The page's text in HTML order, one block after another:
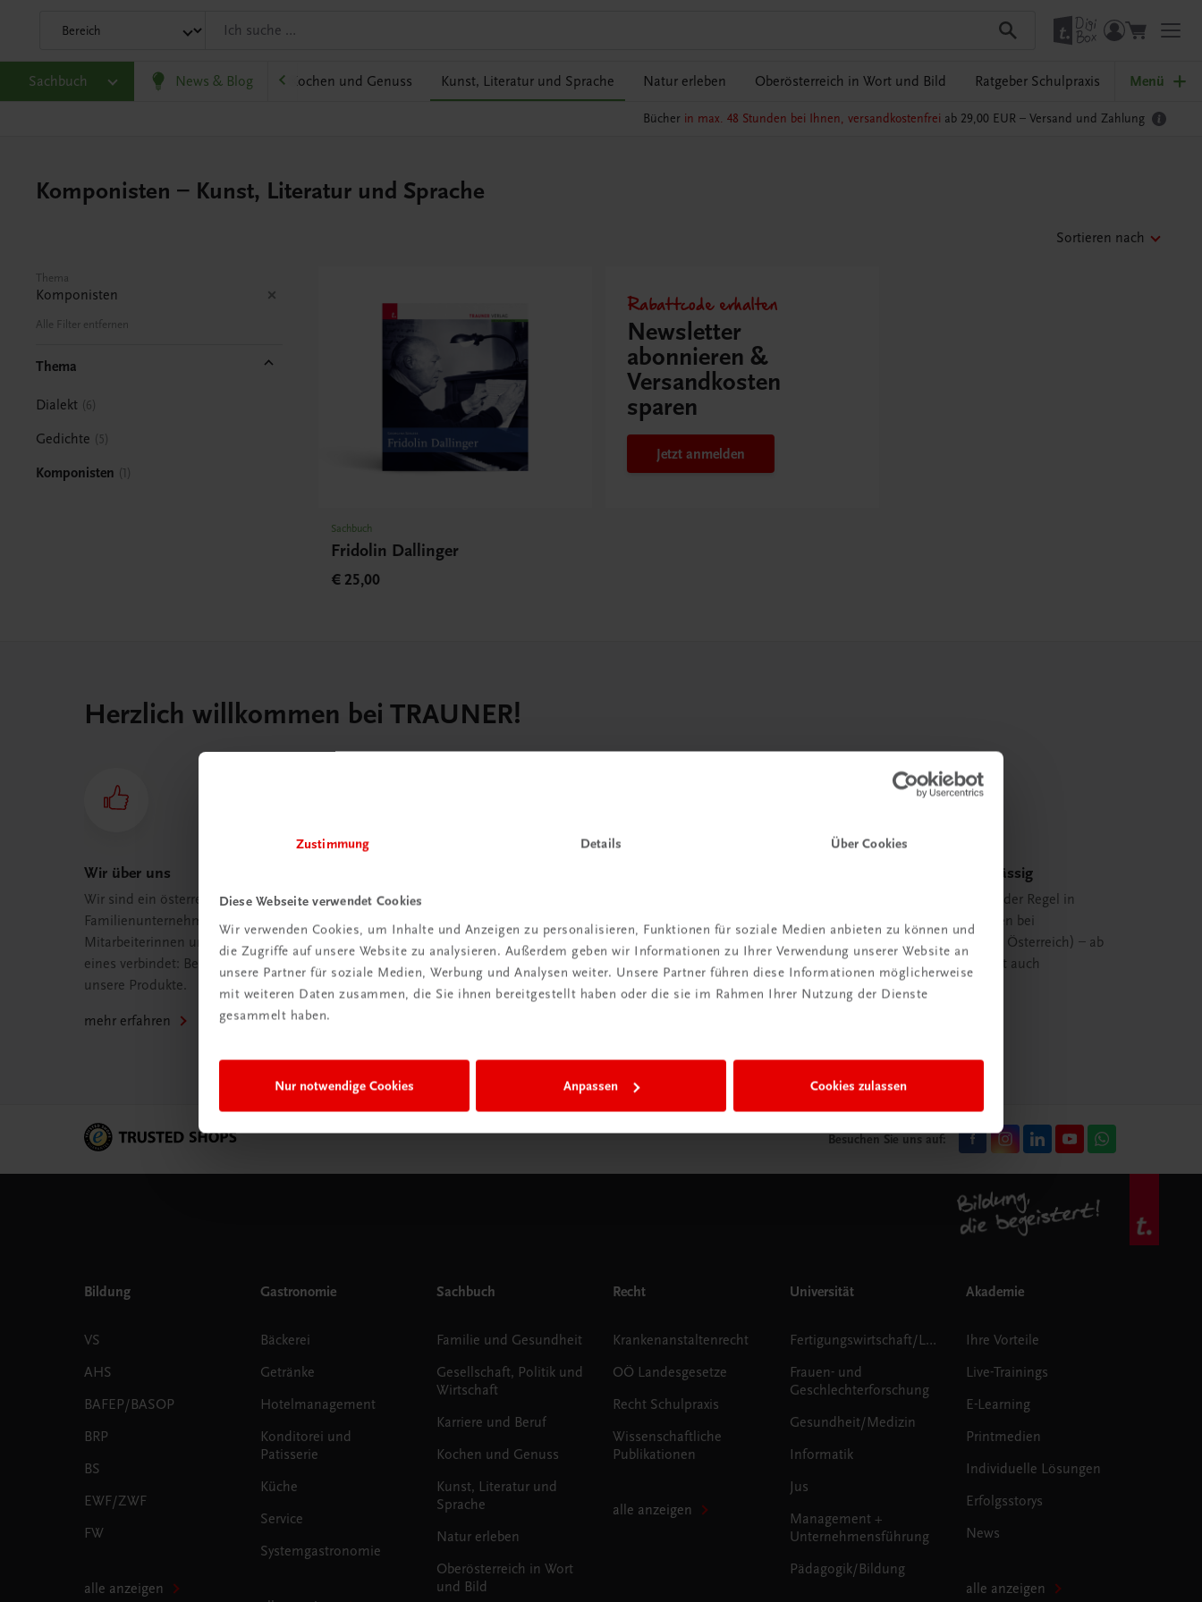
Zustimmung Details Über Cookies
Diese Webseite verwendet Cookies
Wir verwenden Cookies, um Inhalte und Anzeigen zu personalisieren, Funktionen für soziale Medien anbieten zu können und
die Zugriffe auf unsere Website zu analysieren. Außerdem geben wir Informationen zu Ihrer Verwendung unserer Website an
unsere Partner für soziale Medien, Werbung und Analysen weiter. Unsere Partner führen diese Informationen möglicherweise
mit weiteren Daten zusammen, die Sie ihnen bereitgestellt haben oder die sie im Rahmen Ihrer Nutzung der Dienste
gesammelt haben.
Nur notwendige Cookies Anpassen Cookies zulassen
Sachbuch News & Blog
und Wirtschaft Karriere und Beruf Kochen und Genuss Kunst, Literatur und Sprache Natur erleben Oberösterreich in Wort und Bild Ratgeber Schulpraxis Menü
Bücher in max. 48 Stunden bei Ihnen, versandkostenfrei ab 29,00 EUR – Versand und Zahlung
Komponisten – Kunst, Literatur und Sprache
Sortieren nach
Thema
Komponisten
Alle Filter entfernen
Thema
Dialekt 6
Gedichte 5
Komponisten 1
Sachbuch
Fridolin Dallinger
€ 25,00
Rabattcode erhalten
Newsletter
abonnieren &
Versandkosten
sparen
Jetzt anmelden
Herzlich willkommen bei TRAUNER!
Wir über uns
Wir sind ein österreichisches
Familienunternehmen mit 75
Mitarbeiterinnen und Mitarbeitern, die
eines verbindet: Begeisterung für
unsere Produkte.
mehr erfahren
Köglstraße 14 | 4020 Linz
Österreich/Austria
Tel.:+43 732 778241
Mail:
buchservice@trauner.at
WhatsApp:
Schnell und zuverlässig
Ihre Bestellung ist in der Regel in
spätestens 48 Stunden bei
Ihnen (innerhalb von Österreich) – ab
29,00 EUR Bestellwert auch
versandkostenfrei.
Besuchen Sie uns auf:
Bildung
VS
AHS
BAFEP/BASOP
BRP
BS
EWF/ZWF
FW
alle anzeigen
Gastronomie
Bäckerei
Getränke
Hotelmanagement
Konditorei und
Patisserie
Küche
Service
Systemgastronomie
Sachbuch
Familie und Gesundheit
Gesellschaft, Politik und
Wirtschaft
Karriere und Beruf
Kochen und Genuss
Kunst, Literatur und
Sprache
Natur erleben
Oberösterreich in Wort
und Bild
Recht
Krankenanstaltenrecht
OÖ Landesgesetze
Recht Schulpraxis
Wissenschaftliche
Publikationen
alle anzeigen
Universität
Fertigungswirtschaft/Logistik
Frauen- und
Geschlechterforschung
Gesundheit/Medizin
Informatik
Jus
Management +
Unternehmensführung
Pädagogik/Bildung
Akademie
Ihre Vorteile
Live-Trainings
E-Learning
Printmedien
Individuelle Lösungen
Erfolgsstorys
News
alle anzeigen